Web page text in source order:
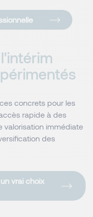
concrets pour les
rapide à des
valorisation immédiate
des
vrai choix